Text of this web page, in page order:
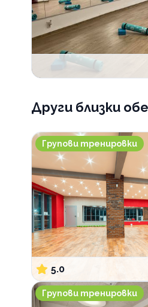
Други близки
M Sport&kids
Групови тренировки
5.0
Център за
Групови тренировки